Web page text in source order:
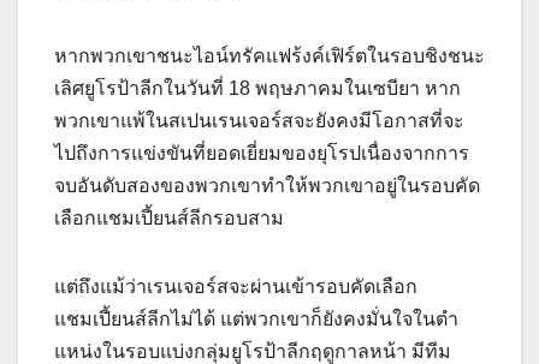
หากพวกเขาชนะไอน์ทรัคแฟร้งค์เฟิร์ตในรอบชิงชนะ
เลิศยูโรป้าลีกในวันที่ 18 พฤษภาคมในเซบียา หาก
พวกเขาแพ้ในสเปนเรนเจอร์สจะยังคงมีโอกาสที่จะ
ไปถึงการแข่งขันที่ยอดเยี่ยมของยุโรปเนื่องจากการ
จบอันดับสองของพวกเขาทําให้พวกเขาอยู่ในรอบคัด
เลือกแชมเปี้ยนส์ลีกรอบสาม
แต่ถึงแม้ว่าเรนเจอร์สจะผ่านเข้ารอบคัดเลือก
แชมเปี้ยนส์ลีกไม่ได้ แต่พวกเขาก็ยังคงมั่นใจในตํา
แหน่งในรอบแบ่งกลุ่มยูโรป้าลีกฤดูกาลหน้า มีทีม